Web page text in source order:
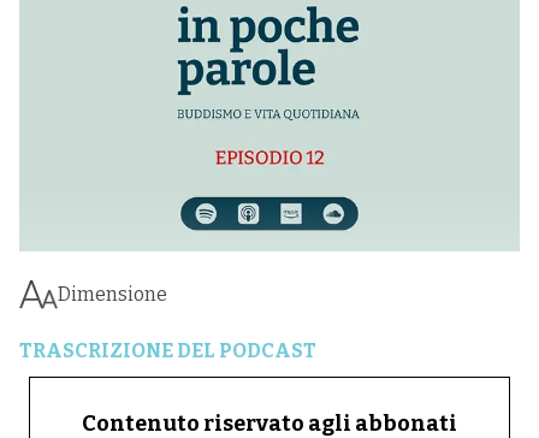
Dimensione
TRASCRIZIONE DEL PODCAST
Contenuto riservato agli abbonati